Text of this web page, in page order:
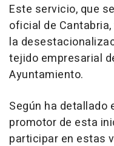
Este servicio, que
oficial de
la
tejido empresarial
Ayuntamiento.
Según ha detallado
promotor de esta
participar en estas